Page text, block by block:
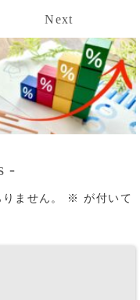
Next
-
ません。 ※ が付いて